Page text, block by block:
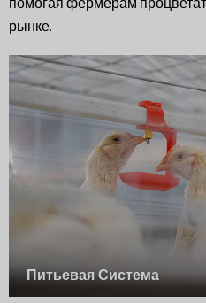
рынке.
Питьевая Система